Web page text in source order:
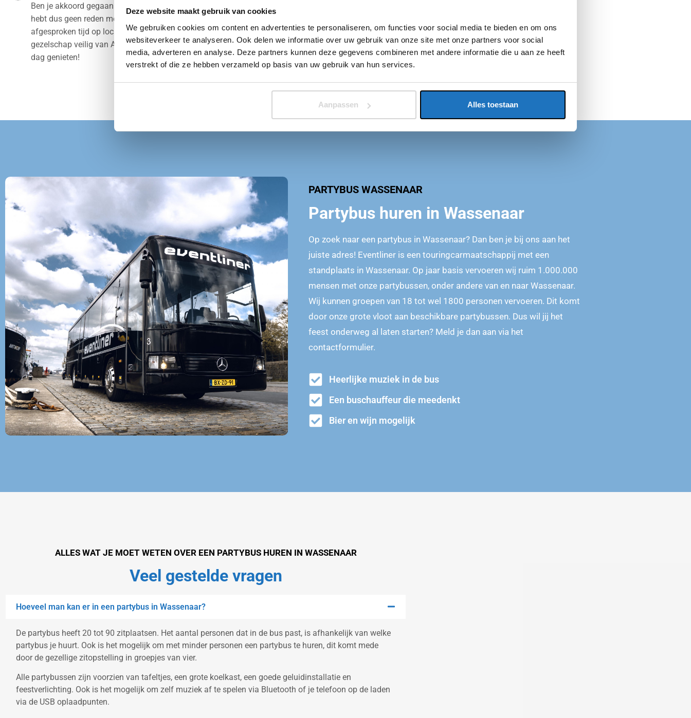
Deze website maakt gebruik van cookies
We gebruiken cookies om content en advertenties te personaliseren, om functies voor social media te bieden en om ons
websiteverkeer te analyseren. Ook delen we informatie over uw gebruik van onze site met onze partners voor social
media, adverteren en analyse. Deze partners kunnen deze gegevens combineren met andere informatie die u aan ze heeft
verstrekt of die ze hebben verzameld op basis van uw gebruik van hun services.
Aanpassen Alles toestaan
Ben je akkoord gegaan met de offerte? Dan regelen wij de rest. Jij
hebt dus geen reden meer om te stressen. Wij zijn altijd op de
afgesproken tijd op locatie in Wassenaar en vervoeren jouw gehele
gezelschap veilig van A naar B. Wij regelen alles en jij kan van je
dag genieten!
Partybus huren Wassenaar
PARTYBUS WASSENAAR
Partybus huren in Wassenaar
Op zoek naar een partybus in Wassenaar? Dan ben je bij ons aan het
juiste adres! Eventliner is een touringcarmaatschappij met een
standplaats in Wassenaar. Op jaar basis vervoeren wij ruim 1.000.000
mensen met onze partybussen, onder andere van en naar Wassenaar.
Wij kunnen groepen van 18 tot wel 1800 personen vervoeren. Dit komt
door onze grote vloot aan beschikbare partybussen. Dus wil jij het
feest onderweg al laten starten? Meld je dan aan via het
contactformulier.
Heerlijke muziek in de bus
Een buschauffeur die meedenkt
Bier en wijn mogelijk
ALLES WAT JE MOET WETEN OVER EEN PARTYBUS HUREN IN WASSENAAR
Veel gestelde vragen
Hoeveel man kan er in een partybus in Wassenaar?
De partybus heeft 20 tot 90 zitplaatsen. Het aantal personen dat in de bus past, is afhankelijk van welke
partybus je huurt. Ook is het mogelijk om met minder personen een partybus te huren, dit komt mede
door de gezellige zitopstelling in groepjes van vier.
Alle partybussen zijn voorzien van tafeltjes, een grote koelkast, een goede geluidinstallatie en
feestverlichting. Ook is het mogelijk om zelf muziek af te spelen via Bluetooth of je telefoon op de laden
via de USB oplaadpunten.